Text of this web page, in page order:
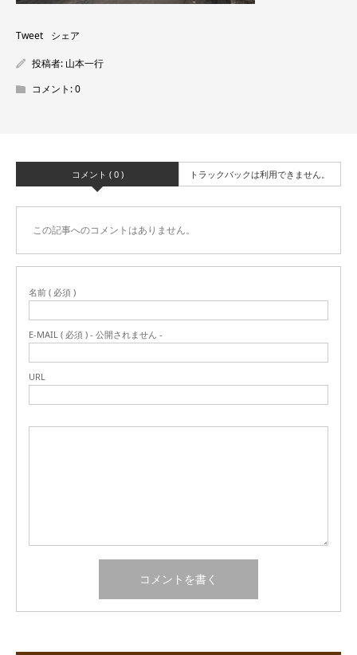
Tweet シェア
投稿者: 山本一行
コメント:0
コメント ( 0 ) トラックバックは利用できません。
この記事へのコメントはありません。
名前 ( 必須 )
E-MAIL ( 必須 ) - 公開されません -
URL